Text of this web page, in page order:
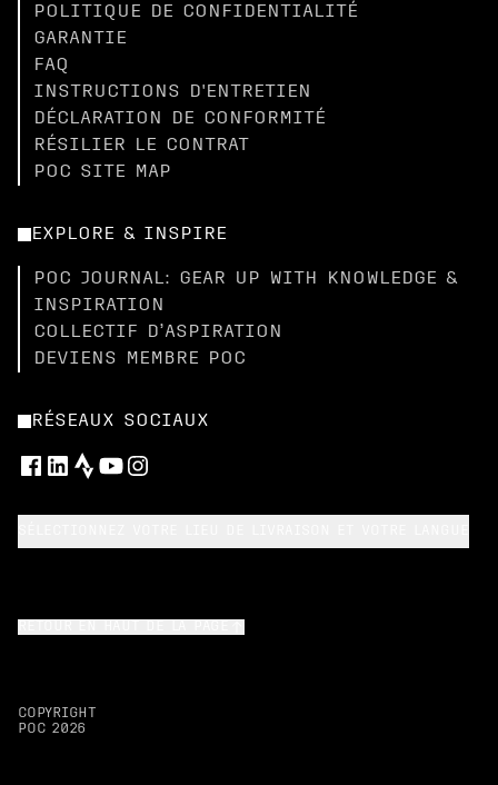
POLITIQUE DE CONFIDENTIALITÉ
GARANTIE
FAQ
INSTRUCTIONS D'ENTRETIEN
DÉCLARATION DE CONFORMITÉ
RÉSILIER LE CONTRAT
POC SITE MAP
EXPLORE & INSPIRE
POC JOURNAL: GEAR UP WITH KNOWLEDGE &
INSPIRATION
COLLECTIF D’ASPIRATION
DEVIENS MEMBRE POC
RÉSEAUX SOCIAUX
COPYRIGHT
POC 2026